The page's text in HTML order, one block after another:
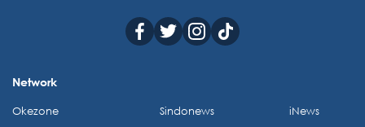
Network
Okezone
Sindonews
iNews